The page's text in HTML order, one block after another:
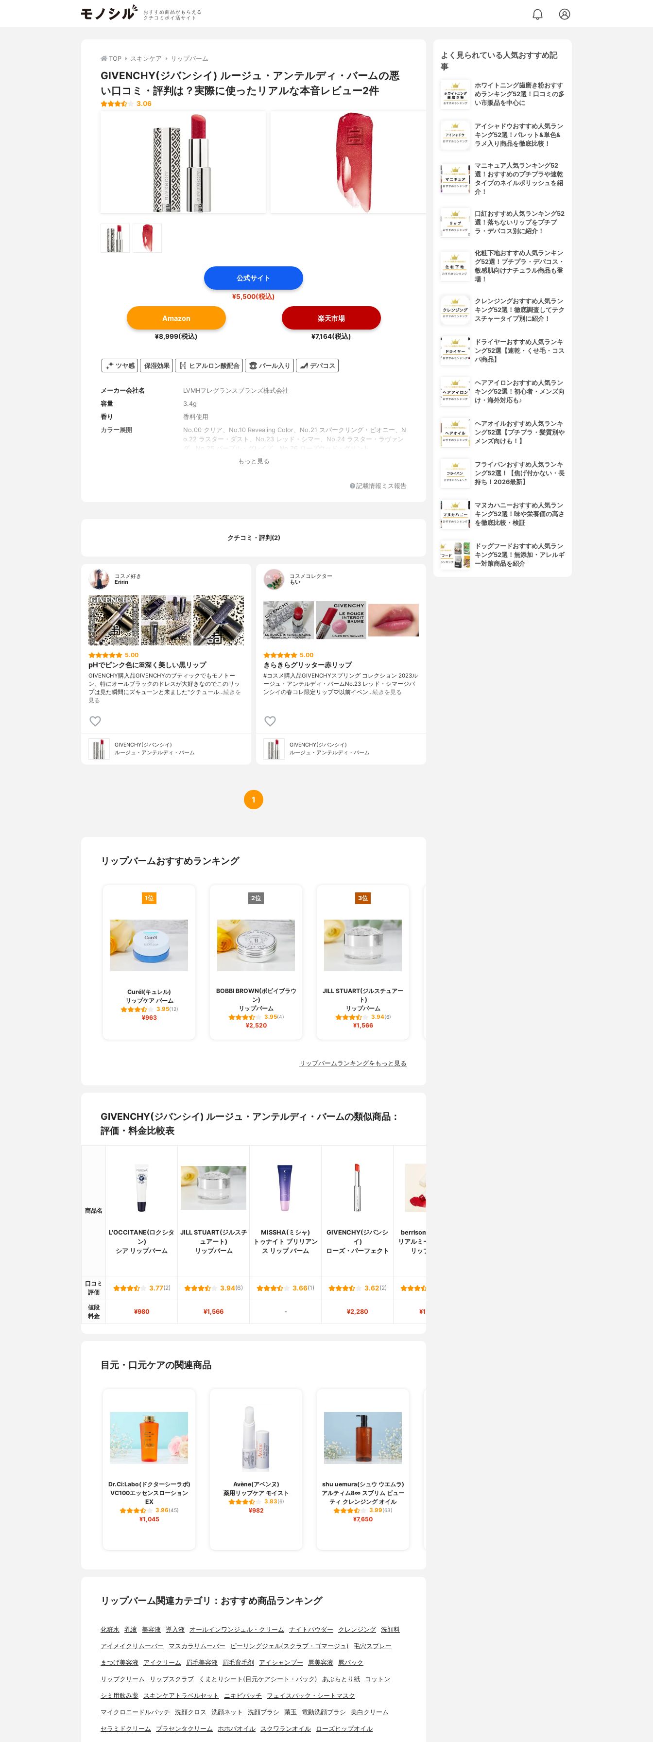
おすすめ商品がもらえる
クチコミポイ活サイト
TOP スキンケア リップバーム
GIVENCHY(ジバンシイ) ルージュ・アンテルディ・バームの悪
い口コミ・評判は？実際に使ったリアルな本音レビュー2件
3.06
公式サイト
¥5,500(税込)
Amazon
¥8,999(税込)
楽天市場
¥7,164(税込)
ツヤ感 保湿効果 ヒアルロン酸配合 パール入り デパコス
メーカー会社名
LVMHフレグランスブランズ株式会社
容量
3.4g
香り
香料使用
カラー展開
No.00 クリア、No.10 Revealing Color、No.21 スパークリング・ピオニー、N
o.22 ラスター・ダスト、No.23 レッド・シマー、No.24 ラスター・ラヴァン
ダ、No.25 パープル・グレイズ、No.26 ローズウッド・グリント
リノレイルビス（ベヘニル／イソステアリル／フィトステリル）、ダイマージ
ランダセンニチエキス、パール、ヒアルロン酸Ｎａ
もっと見る
記載情報ミス報告
クチコミ・評判(2)
コスメ好き
Eririn
5.00
pHでピンク色にꕤ深く美しい黒リップ
GIVENCHY購入品GIVENCHYのブティックでもモノトー
ン、特にオールブラックのドレスが大好きなのでこのリッ
プは見た瞬間にズキューンと来ました"クチュール…続きを
見る
GIVENCHY(ジバンシイ)
ルージュ・アンテルディ・バーム
コスメコレクター
もい
5.00
きらきらグリッター赤リップ
#コスメ購入品GIVENCHYスプリング コレクション 2023ル
ージュ・アンテルディ・バームNo.23 レッド・シマージバ
ンシイの春コレ限定リップ♡以前イベン…続きを見る
GIVENCHY(ジバンシイ)
ルージュ・アンテルディ・バーム
1
リップバームおすすめランキング
1位
Curél(キュレル)
リップケア バーム
3.95(12)
¥963
2位
BOBBI BROWN(ボビイブラウ
ン)
リップバーム
3.95(4)
¥2,520
3位
JILL STUART(ジルスチュアー
ト)
リップバーム
3.94(6)
¥1,566
リップバームランキングをもっと見る
GIVENCHY(ジバンシイ) ルージュ・アンテルディ・バームの類似商品：
評価・料金比較表
商品名
L'OCCITANE(ロクシタ
ン)
シア リップバーム
JILL STUART(ジルスチ
ュアート)
リップバーム
MISSHA(ミシャ)
トゥナイト ブリリアン
ス リップ バーム
GIVENCHY(ジバンシ
イ)
ローズ・パーフェクト
berrisom(ベリサム)
リアルミーバウンシー
リップバーム
口コミ
評価
3.77(2) 3.94(6) 3.66(1) 3.62(2)
値段
料金
¥980 ¥1,566 - ¥2,280 ¥1,320
目元・口元ケアの関連商品
Dr.Ci:Labo(ドクターシーラボ)
VC100エッセンスローション
EX
3.96(45)
¥1,045
Avène(アベンヌ)
薬用リップケア モイスト
3.83(6)
¥982
shu uemura(シュウ ウエムラ)
アルティム8∞ スブリム ビュー
ティ クレンジング オイル
3.99(63)
¥7,650
リップバーム関連カテゴリ：おすすめ商品ランキング
化粧水 乳液 美容液 導入液 オールインワンジェル・クリーム ナイトパウダー クレンジング 洗顔料
アイメイクリムーバー マスカラリムーバー ピーリングジェル(スクラブ・ゴマージュ) 毛穴スプレー
まつげ美容液 アイクリーム 眉毛美容液 眉毛育毛剤 アイシャンプー 唇美容液 唇パック
リップクリーム リップスクラブ くまとりシート(目元ケアシート・パック) あぶらとり紙 コットン
シミ用飲み薬 スキンケアトラベルセット ニキビパッチ フェイスパック・シートマスク
マイクロニードルパッチ 洗顔クロス 洗顔ネット 洗顔ブラシ 繭玉 電動洗顔ブラシ 美白クリーム
セラミドクリーム プラセンタクリーム ホホバオイル スクワランオイル ローズヒップオイル
よく見られている人気おすすめ記
事
ホワイトニング歯磨き粉おすす
めランキング52選！口コミの多
い市販品を中心に
アイシャドウおすすめ人気ラン
キング52選！パレット&単色&
ラメ入り商品を徹底比較！
マニキュア人気ランキング52
選！おすすめのプチプラや速乾
タイプのネイルポリッシュを紹
介！
口紅おすすめ人気ランキング52
選！落ちないリップをプチプ
ラ・デパコス別に紹介！
化粧下地おすすめ人気ランキン
グ52選！プチプラ・デパコス・
敏感肌向けナチュラル商品も登
場！
クレンジングおすすめ人気ラン
キング52選！徹底調査してテク
スチャータイプ別に紹介！
ドライヤーおすすめ人気ランキ
ング52選【速乾・くせ毛・コス
パ商品】
ヘアアイロンおすすめ人気ラン
キング52選！初心者・メンズ向
け・海外対応も♪
ヘアオイルおすすめ人気ランキ
ング52選【プチプラ・髪質別や
メンズ向けも！】
フライパンおすすめ人気ランキ
ング52選！【焦げ付かない・長
持ち！2026最新】
マヌカハニーおすすめ人気ラン
キング52選！味や栄養価の高さ
を徹底比較・検証
ドッグフードおすすめ人気ラン
キング52選！無添加・アレルギ
ー対策商品を紹介